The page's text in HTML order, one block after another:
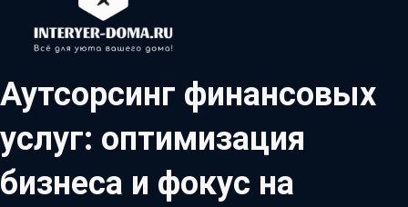
Аутсорсинг финансовых
услуг: оптимизация
бизнеса и фокус на